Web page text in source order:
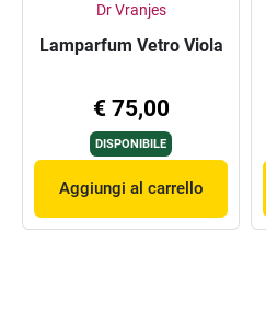
Dr Vranjes
Lamparfum Vetro Viola
€ 75,00
DISPONIBILE
Aggiungi al carrello